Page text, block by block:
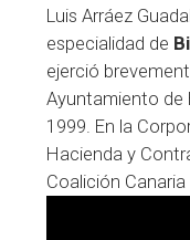
Luis Arráez
especialidad de
ejerció
Ayuntamiento de
1999. En la
Hacienda y
Coalición